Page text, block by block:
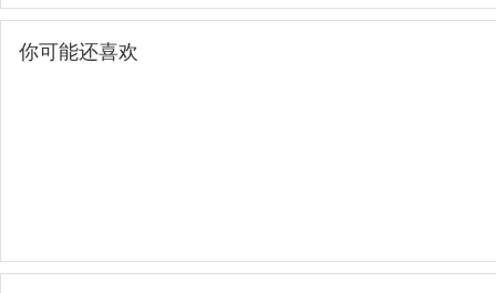
你可能还喜欢